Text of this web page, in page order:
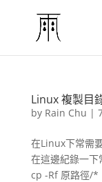
Linux 複製目
by Rain Chu |
在Linux下常需
在這邊紀錄一下
cp -Rf 原路徑/*